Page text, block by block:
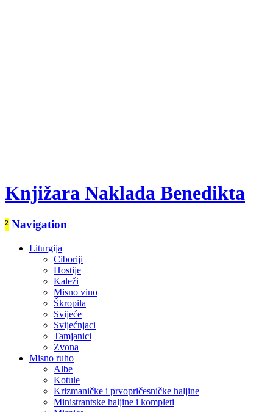
Knjižara Naklada Benedikta
² Navigation
Liturgija
Ciboriji
Hostije
Kaleži
Misno vino
Škropila
Svijeće
Svijećnjaci
Tamjanici
Zvona
Misno ruho
Albe
Kotule
Krizmaničke i prvopričesničke haljine
Ministrantske haljine i kompleti